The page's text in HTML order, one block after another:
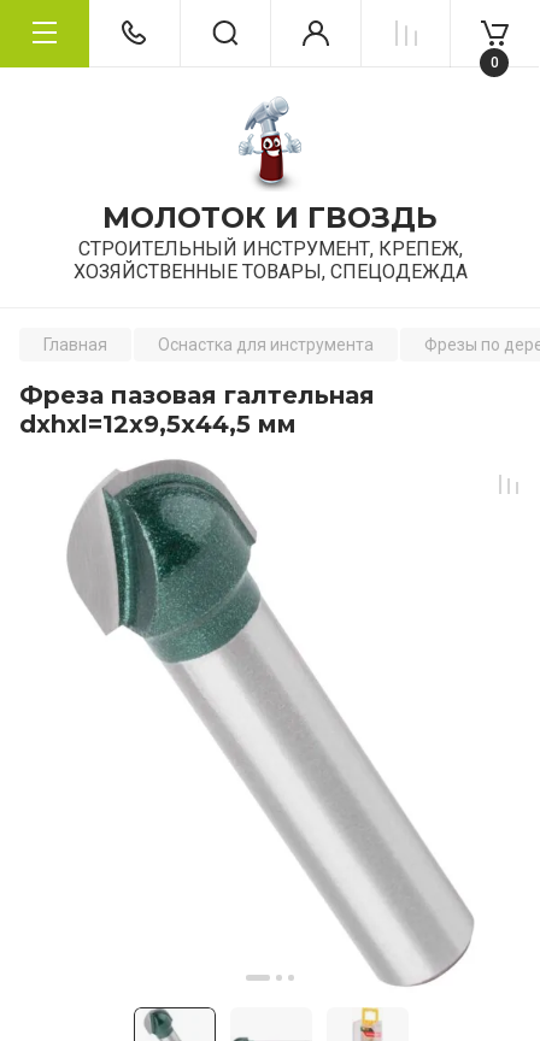
МОЛОТОК И ГВОЗДЬ
СТРОИТЕЛЬНЫЙ ИНСТРУМЕНТ, КРЕПЕЖ,
ХОЗЯЙСТВЕННЫЕ ТОВАРЫ, СПЕЦОДЕЖДА
0
Главная Оснастка для инструмента Фрезы по
Фреза пазовая галтельная
dxhxl=12х9,5х44,5 мм